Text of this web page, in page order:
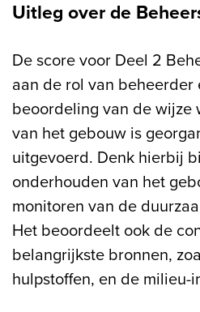
Uitleg over de
De score voor Deel 2
aan de rol van beheerder
beoordeling van de wijze
van het gebouw is
uitgevoerd. Denk hierbij
onderhouden van het
monitoren van de
Het beoordeelt ook de
belangrijkste bronnen,
hulpstoffen, en de milieu-